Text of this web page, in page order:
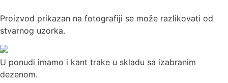
Proizvod prikazan na fotografiji se može razlikovati od
stvarnog uzorka.
U ponudi imamo i kant trake u skladu sa izabranim
dezenom.